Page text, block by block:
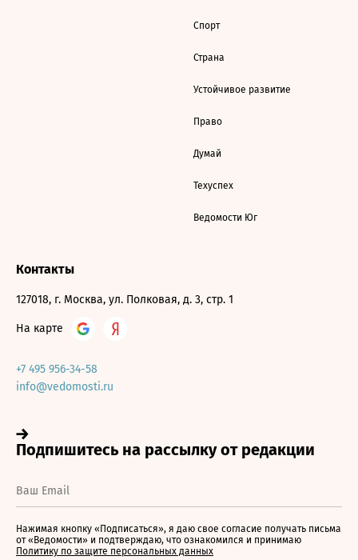
Спорт
Страна
Устойчивое развитие
Право
Думай
Техуспех
Ведомости Юг
Контакты
127018, г. Москва, ул. Полковая, д. 3, стр. 1
На карте
+7 495 956-34-58
info@vedomosti.ru
Нажимая кнопку «Подписаться», я даю свое согласие получать письма
от «Ведомости» и подтверждаю, что ознакомился и принимаю
Политику по защите персональных данных